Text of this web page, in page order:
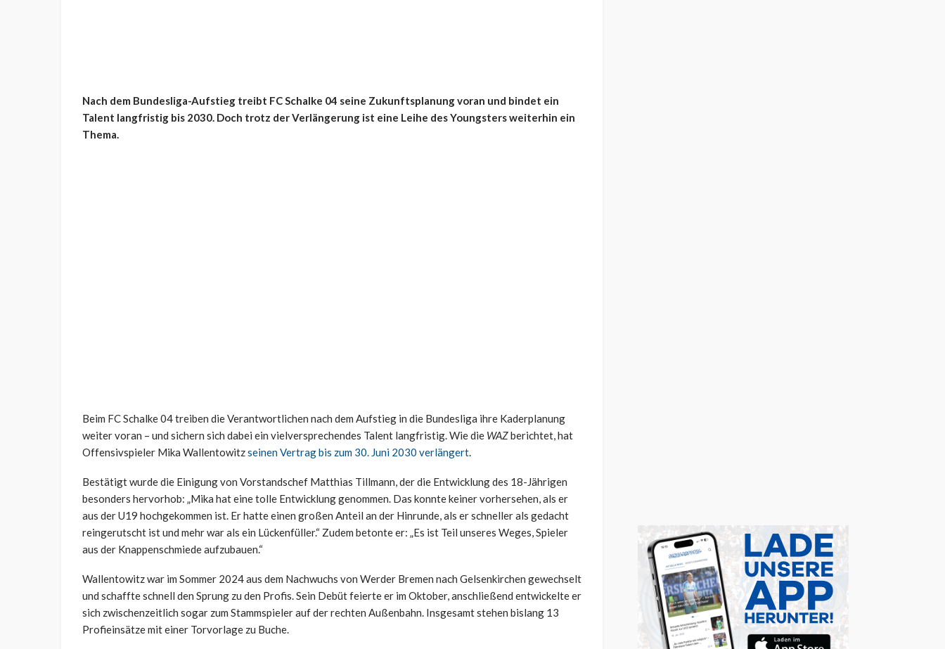
Nach dem Bundesliga-Aufstieg treibt FC Schalke 04 seine Zukunftsplanung voran und bindet ein
Talent langfristig bis 2030. Doch trotz der Verlängerung ist eine Leihe des Youngsters weiterhin ein
Thema.
Beim FC Schalke 04 treiben die Verantwortlichen nach dem Aufstieg in die Bundesliga ihre Kaderplanung
weiter voran – und sichern sich dabei ein vielversprechendes Talent langfristig. Wie die WAZberichtet, hat
Offensivspieler Mika Wallentowitzseinen Vertrag bis zum 30. Juni 2030 verlängert.
Bestätigt wurde die Einigung von Vorstandschef Matthias Tillmann, der die Entwicklung des 18-Jährigen
besonders hervorhob: „Mika hat eine tolle Entwicklung genommen. Das konnte keiner vorhersehen, als er
aus der U19 hochgekommen ist. Er hatte einen großen Anteil an der Hinrunde, als er schneller als gedacht
reingerutscht ist und mehr war als ein Lückenfüller.“ Zudem betonte er: „Es ist Teil unseres Weges, Spieler
aus der Knappenschmiede aufzubauen.“
Wallentowitz war im Sommer 2024 aus dem Nachwuchs von Werder Bremen nach Gelsenkirchen gewechselt
und schaffte schnell den Sprung zu den Profis. Sein Debüt feierte er im Oktober, anschließend entwickelte er
sich zwischenzeitlich sogar zum Stammspieler auf der rechten Außenbahn. Insgesamt stehen bislang 13
Profieinsätze mit einer Torvorlage zu Buche.